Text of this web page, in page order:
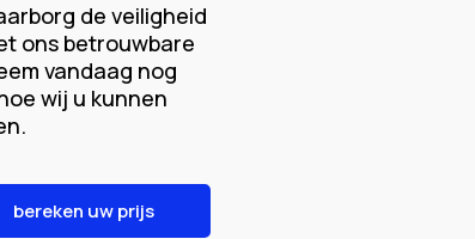
de veiligheid
ons betrouwbare
vandaag nog
wij u kunnen
bereken uw prijs